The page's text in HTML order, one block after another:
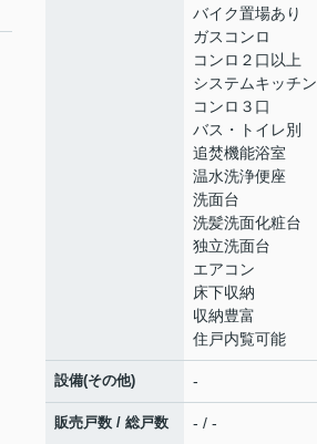
バイク置場あり
ガスコンロ
コンロ２口以上
システムキッチン
コンロ３口
バス・トイレ別
追焚機能浴室
温水洗浄便座
洗面台
洗髪洗面化粧台
独立洗面台
エアコン
床下収納
収納豊富
住戸内覧可能
設備(その他) -
販売戸数 / 総戸数 - / -